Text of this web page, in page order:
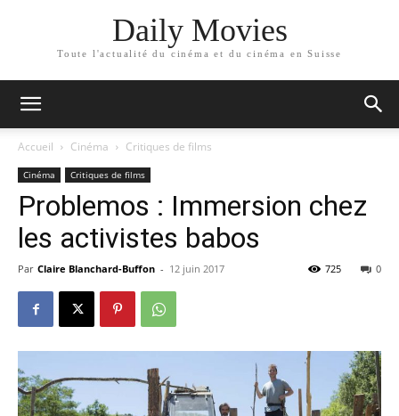
Daily Movies
Toute l'actualité du cinéma et du cinéma en Suisse
Accueil Cinéma Critiques de films
Cinéma Critiques de films
Problemos : Immersion chez
les activistes babos
Par Claire Blanchard-Buffon - 12 juin 2017 0
725